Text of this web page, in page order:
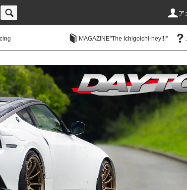
ア
MAGAZINE"The Ichigoichi-hey!!!"